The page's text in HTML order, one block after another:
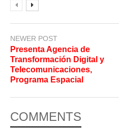
NEWER POST
Presenta Agencia de
Transformación Digital y
Telecomunicaciones,
Programa Espacial
COMMENTS